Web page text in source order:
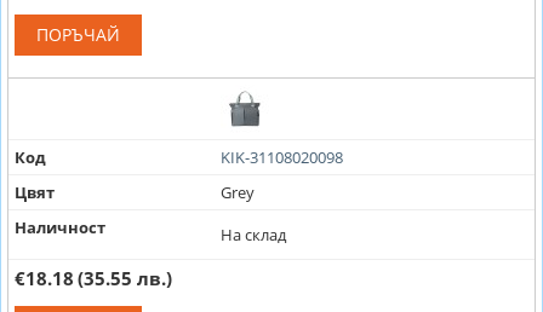
ПОРЪЧАЙ
Код
KIK-31108020098
Цвят
Grey
Наличност
На склад
€18.18 (35.55 лв.)